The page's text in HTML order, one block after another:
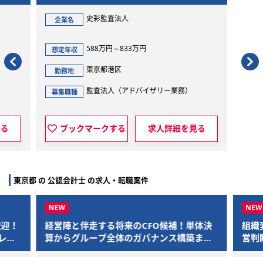
史彩監査法人
588万円～833万円
勤務地 東京都港区
監査法人（アドバイザリー業務）
ブックマークする 求人詳細を見る
東京
東京都 の 公認会計士 の求人・転職案件
経営陣と伴走する将来のCFO候補！単体決
算からグループ全体のガバナンス構築まで
を一気通貫で担当
組織変
営判断